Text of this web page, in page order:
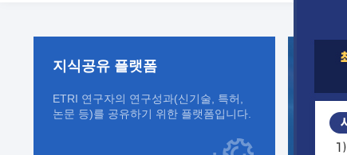
지식공유 플랫폼
ETRI 연구자의 연구성과(신기술, 특허,
논문 등)를 공유하기 위한 플랫폼입니다.